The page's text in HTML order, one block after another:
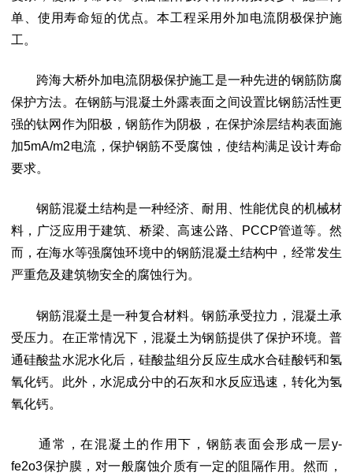
单、使用寿命短的优点。本工程采用外加电流阴极保护施
工。
跨海大桥外加电流阴极保护施工是一种先进的钢筋防腐
保护方法。在钢筋与混凝土外露表面之间设置比钢筋活性更
强的钛网作为阳极，钢筋作为阴极，在保护涂层结构表面施
加5mA/m2电流，保护钢筋不受腐蚀，使结构满足设计寿命
要求。
钢筋混凝土结构是一种经济、耐用、性能优良的机械材
料，广泛应用于建筑、桥梁、高速公路、PCCP管道等。然
而，在海水等强腐蚀环境中的钢筋混凝土结构中，经常发生
严重危及建筑物安全的腐蚀行为。
钢筋混凝土是一种复合材料。钢筋承受拉力，混凝土承
受压力。在正常情况下，混凝土为钢筋提供了保护环境。普
通硅酸盐水泥水化后，硅酸盐组分反应生成水合硅酸钙和氢
氧化钙。此外，水泥成分中的石灰和水反应迅速，转化为氢
氧化钙。
通常，在混凝土的作用下，钢筋表面会形成一层y-
fe2o3保护膜，对一般腐蚀介质有一定的阻隔作用。然而，